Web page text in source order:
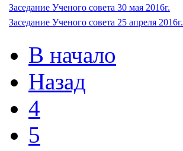
Заседание Ученого совета 30 мая 2016г.
Заседание Ученого совета 25 апреля 2016г.
В начало
Назад
4
5